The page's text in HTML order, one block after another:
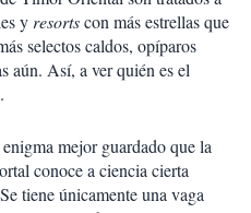
y resortscon más estrellas que
selectos caldos, opíparos
aún. Así, a ver quién es el
mejor guardado que la
conoce a ciencia cierta
tiene únicamente una vaga